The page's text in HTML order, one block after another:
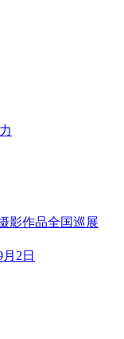
影作品全国巡展
2日